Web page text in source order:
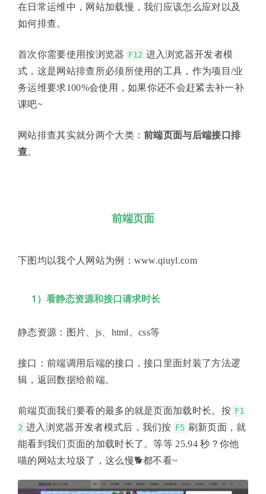
在日常运维中，网站加载慢，我们应该怎么应对以及
如何排查。
首次你需要使用按浏览器 F12 进入浏览器开发者模
式，这是网站排查所必须所使用的工具，作为项目/业
务运维要求100%会使用，如果你还不会赶紧去补一补
课吧~
网站排查其实就分两个大类：前端页面与后端接口排
查。
前端页面
下图均以我个人网站为例：www.qiuyl.com
1）看静态资源和接口请求时长
静态资源：图片、js、html、css等
接口：前端调用后端的接口，接口里面封装了方法逻
辑，返回数据给前端。
前端页面我们要看的最多的就是页面加载时长。按 F1
2 进入浏览器开发者模式后，我们按 F5 刷新页面，就
能看到我们页面的加载时长了。等等 25.94 秒？你他
喵的网站太垃圾了，这么慢🐕都不看~